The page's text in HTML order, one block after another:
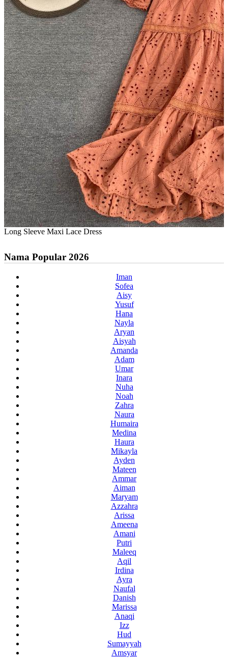
Long Sleeve Maxi Lace Dress
Nama Popular 2026
Iman
Sofea
Aisy
Yusuf
Hana
Nayla
Aryan
Aisyah
Amanda
Adam
Umar
Inara
Nuha
Noah
Zahra
Naura
Humaira
Medina
Haura
Mikayla
Ayden
Mateen
Ammar
Aiman
Maryam
Azzahra
Arissa
Ameena
Amani
Putri
Maleeq
Aqil
Irdina
Ayra
Naufal
Danish
Marissa
Anaqi
Izz
Hud
Sumayyah
Amsyar